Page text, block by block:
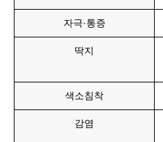
자극·통증
딱지
색소침착
감염